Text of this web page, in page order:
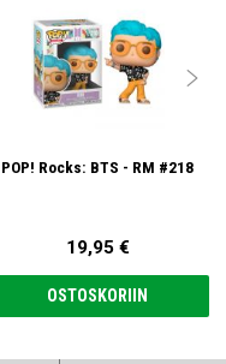
POP! Rocks: BTS - RM #218
19,95 €
OSTOSKORIIN
